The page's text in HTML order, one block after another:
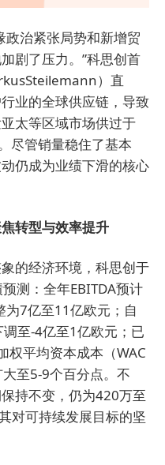
政治紧张局势和新增贸
剧了压力。”科思创首
）直
业的全球供应链，导致
太等区域市场供过于
尽管销量稳住了基本
仍成为业绩下滑的核心
转型与效率提升
的经济环境，科思创于
测：全年EBITDA预计
7亿至11亿欧元；自
至-4亿至1亿欧元；已
权平均资本成本（WAC
至5-9个百分点。不
持不变，仍为420万至
对可持续发展目标的坚